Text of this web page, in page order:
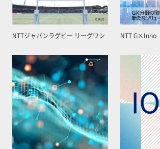
NTTジャパンラグビー リーグワン NTT G×Inno